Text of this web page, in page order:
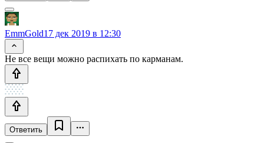
EmmGold17 дек 2019 в 12:30
Не все вещи можно распихать по карманам.
Ответить